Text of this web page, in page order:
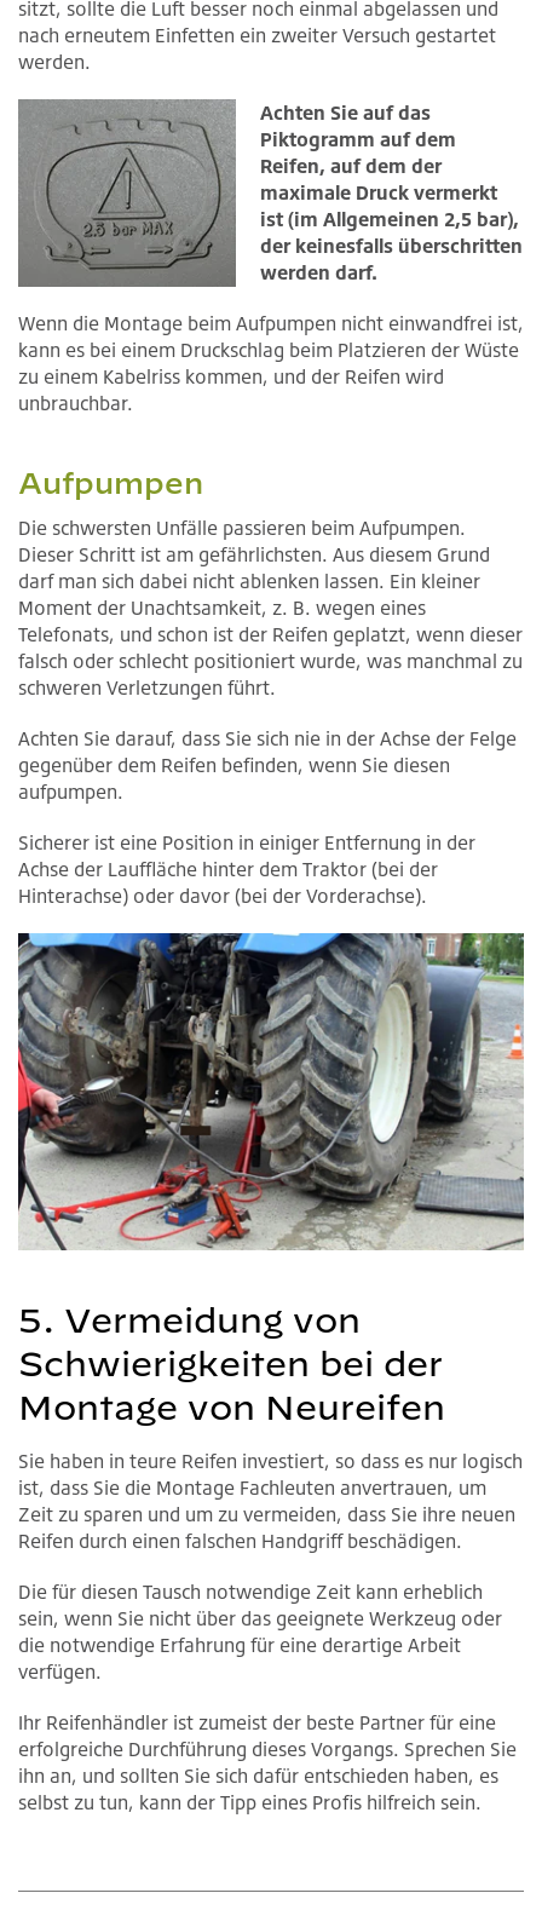
sitzt, sollte die Luft besser noch einmal abgelassen und
nach erneutem Einfetten ein zweiter Versuch gestartet
werden.
Achten Sie auf das
Piktogramm auf dem
Reifen, auf dem der
maximale Druck vermerkt
ist (im Allgemeinen 2,5 bar),
der keinesfalls überschritten
werden darf.
Wenn die Montage beim Aufpumpen nicht einwandfrei ist,
kann es bei einem Druckschlag beim Platzieren der Wüste
zu einem Kabelriss kommen, und der Reifen wird
unbrauchbar.
Aufpumpen
Die schwersten Unfälle passieren beim Aufpumpen.
Dieser Schritt ist am gefährlichsten. Aus diesem Grund
darf man sich dabei nicht ablenken lassen. Ein kleiner
Moment der Unachtsamkeit, z. B. wegen eines
Telefonats, und schon ist der Reifen geplatzt, wenn dieser
falsch oder schlecht positioniert wurde, was manchmal zu
schweren Verletzungen führt.
Achten Sie darauf, dass Sie sich nie in der Achse der Felge
gegenüber dem Reifen befinden, wenn Sie diesen
aufpumpen.
Sicherer ist eine Position in einiger Entfernung in der
Achse der Lauffläche hinter dem Traktor (bei der
Hinterachse) oder davor (bei der Vorderachse).
5. Vermeidung von
Schwierigkeiten bei der
Montage von Neureifen
Sie haben in teure Reifen investiert, so dass es nur logisch
ist, dass Sie die Montage Fachleuten anvertrauen, um
Zeit zu sparen und um zu vermeiden, dass Sie ihre neuen
Reifen durch einen falschen Handgriff beschädigen.
Die für diesen Tausch notwendige Zeit kann erheblich
sein, wenn Sie nicht über das geeignete Werkzeug oder
die notwendige Erfahrung für eine derartige Arbeit
verfügen.
Ihr Reifenhändler ist zumeist der beste Partner für eine
erfolgreiche Durchführung dieses Vorgangs. Sprechen Sie
ihn an, und sollten Sie sich dafür entschieden haben, es
selbst zu tun, kann der Tipp eines Profis hilfreich sein.